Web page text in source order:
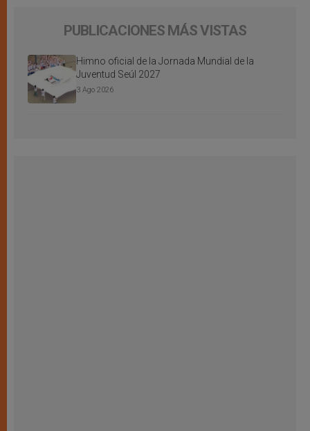
PUBLICACIONES MÁS VISTAS
Himno oficial de la Jornada Mundial de la
Juventud Seúl 2027
3 Ago 2026